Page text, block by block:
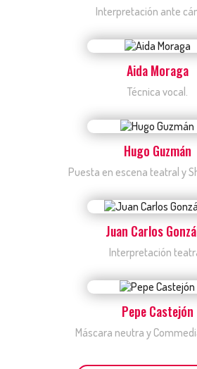
Interpretación ante
Aida Moraga
Técnica vocal.
Hugo Guzmán
Puesta en escena teatral y
Juan Carlos
Interpretación
Pepe Castejón
Máscara neutra y